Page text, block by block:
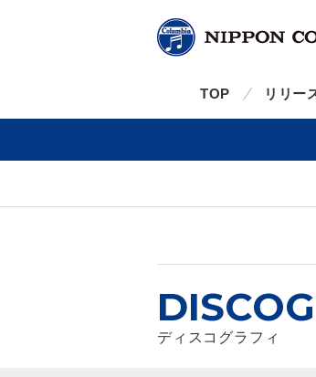
TOP リリー
ディスコグラフィ